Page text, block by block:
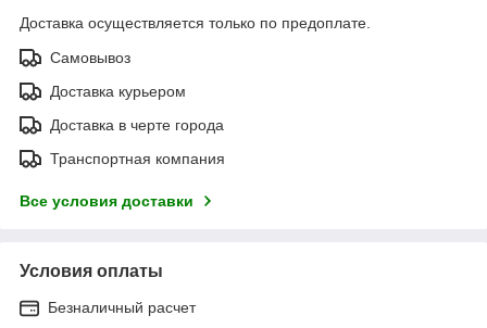
Доставка осуществляется только по предоплате.
Самовывоз
Доставка курьером
Доставка в черте города
Транспортная компания
Все условия доставки
Условия оплаты
Безналичный расчет